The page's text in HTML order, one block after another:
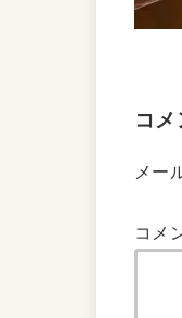
コ
メー
コメ